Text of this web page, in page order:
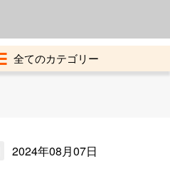
2024年08月07日